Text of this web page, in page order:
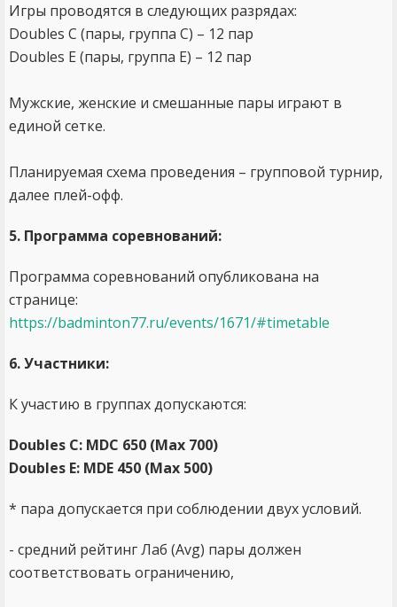
Игры проводятся в следующих разрядах:
Doubles С (пары, группа С) – 12 пар
Doubles Е (пары, группа E) – 12 пар
Мужские, женские и смешанные пары играют в
единой сетке.
Планируемая схема проведения – групповой турнир,
далее плей-офф.
5. Программа соревнований:
Программа соревнований опубликована на
странице:
https://badminton77.ru/events/1671/#timetable
6. Участники:
К участию в группах допускаются:
Doubles C: MDС 650 (Max 700)
Doubles E: MDE 450 (Max 500)
* пара допускается при соблюдении двух условий.
- средний рейтинг Лаб (Avg) пары должен
соответствовать ограничению,